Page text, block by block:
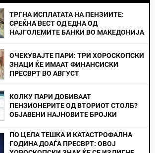
ТРГНА ИСПЛАТАТА НА ПЕНЗИИТЕ:
СРЕЌНА ВЕСТ ОД ЕДНА ОД
НАЈГОЛЕМИТЕ БАНКИ ВО МАКЕДОНИЈА
ОЧЕКУВАЈТЕ ПАРИ: ТРИ ХОРОСКОПСКИ
ЗНАЦИ ЌЕ ИМААТ ФИНАНСИСКИ
ПРЕСВРТ ВО АВГУСТ
КОЛКУ ПАРИ ДОБИВААТ
ПЕНЗИОНЕРИТЕ ОД ВТОРИОТ СТОЛБ?
ОБЈАВЕНИ НАЈНОВИТЕ БРОЈКИ
ПО ЦЕЛА ТЕШКА И КАТАСТРОФАЛНА
ГОДИНА ДОАЃА ПРЕСВРТ: ОВОЈ